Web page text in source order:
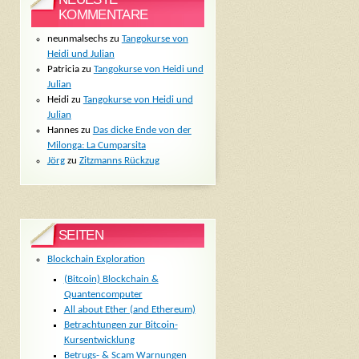
KOMMENTARE
neunmalsechszu Tangokurse von
Heidi und Julian
Patriciazu Tangokurse von Heidi und
Julian
Heidizu Tangokurse von Heidi und
Julian
Hanneszu Das dicke Ende von der
Milonga: La Cumparsita
Jörgzu Zitzmanns Rückzug
SEITEN
Blockchain Exploration
(Bitcoin) Blockchain &
Quantencomputer
All about Ether (and Ethereum)
Betrachtungen zur Bitcoin-
Kursentwicklung
Betrugs- & Scam Warnungen